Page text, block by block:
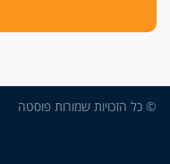
דורשים הגנה וביטחון"
© כל הזכויות שמורות פוסטה